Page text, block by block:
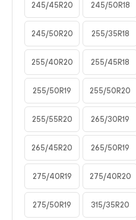
245/45R20 245/50R18
245/50R20 255/35R18
255/40R20 255/45R18
255/50R19 255/50R20
255/55R20 265/30R19
265/45R20 265/50R19
275/40R19 275/40R20
275/50R19 315/35R20